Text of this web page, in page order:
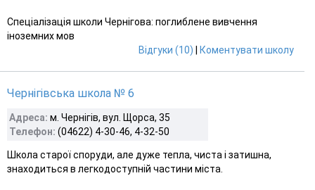
Спеціалізація школи Чернігова: поглиблене вивчення
іноземних мов
Відгуки (10)
Коментувати школу
Чернігівська школа № 6
Адреса: м. Чернігів, вул. Щорса, 35
Телефон: (04622) 4-30-46, 4-32-50
Школа старої споруди, але дуже тепла, чиста і затишна,
знаходиться в легкодоступній частини міста.